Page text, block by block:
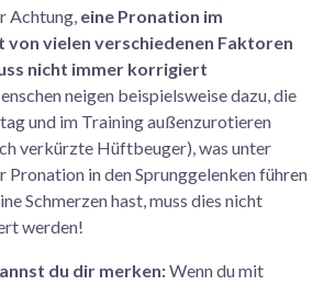
Achtung, eine Pronation im
von vielen verschiedenen Faktoren
nicht immer korrigiert
neigen beispielsweise dazu, die
und im Training außenzurotieren
verkürzte Hüftbeuger), was unter
Pronation in den Sprunggelenken führen
Schmerzen hast, muss dies nicht
werden!
du dir merken:Wenn du mit